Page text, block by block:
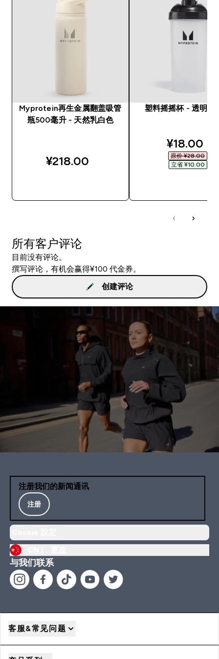
Myprotein再生金属翻盖吸管
瓶500毫升 - 天然乳白色
¥218.00‎
塑料摇摇杯 - 透明 /
¥18.00‎
原价 ¥28.00‎
立省 ¥10.00‎
所有客户评论
目前没有评论。
撰写评论，有机会赢得¥100 代金券。
创建评论
注册我们的新闻通讯
注册
与我们联系
客服&常见问题